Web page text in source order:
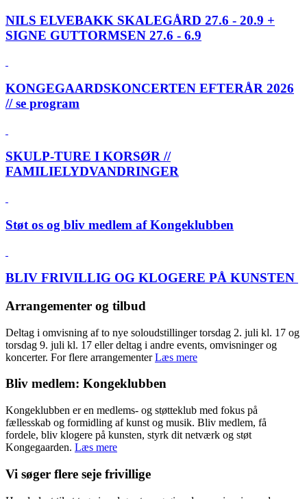
NILS ELVEBAKK SKALEGÅRD 27.6 - 20.9 +
SIGNE GUTTORMSEN 27.6 - 6.9
KONGEGAARDSKONCERTEN EFTERÅR 2026
// se program
SKULP-TURE I KORSØR //
FAMILIELYDVANDRINGER
Støt os og bliv medlem af Kongeklubben
BLIV FRIVILLIG OG KLOGERE PÅ KUNSTEN
Arrangementer og tilbud
Deltag i omvisning af to nye soloudstillinger torsdag 2. juli kl. 17 og
torsdag 9. juli kl. 17 eller deltag i andre events, omvisninger og
koncerter. For flere arrangementerLæs mere
Bliv medlem: Kongeklubben
Kongeklubben er en medlems- og støtteklub med fokus på
fællesskab og formidling af kunst og musik. Bliv medlem, få
fordele, bliv klogere på kunsten, styrk dit netværk og støt
Kongegaarden. Læs mere
Vi søger flere seje frivillige